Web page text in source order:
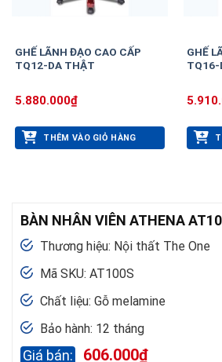
GHẾ LÃNH ĐẠO CAO CẤP
TQ12-DA THẬT
5.880.000₫
THÊM VÀO GIỎ HÀNG
GHẾ
TQ16-
BÀN NHÂN VIÊN ATHENA
Thương hiệu: Nội thất The One
Mã SKU: AT100S
Chất liệu: Gỗ melamine
Bảo hành: 12 tháng
606.000₫